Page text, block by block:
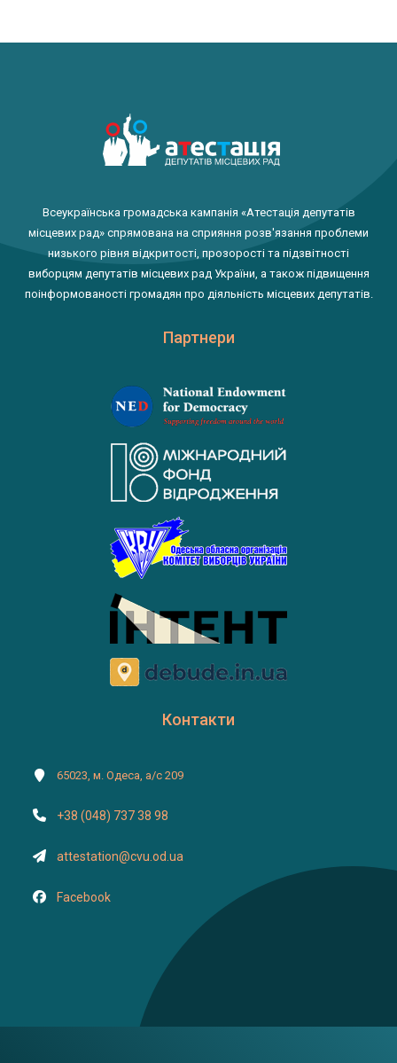
Всеукраїнська громадська кампанія «Атестація депутатів
місцевих рад» спрямована на сприяння розв'язання проблеми
низького рівня відкритості, прозорості та підзвітності
виборцям депутатів місцевих рад України, а також підвищення
поінформованості громадян про діяльність місцевих депутатів.
Партнери
Контакти
65023, м. Одеса, а/с 209
+38 (048) 737 38 98
attestation@cvu.od.ua
Facebook